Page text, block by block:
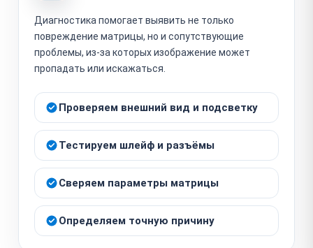
Диагностика помогает выявить не только
повреждение матрицы, но и сопутствующие
проблемы, из-за которых изображение может
пропадать или искажаться.
Проверяем внешний вид и подсветку
Тестируем шлейф и разъёмы
Сверяем параметры матрицы
Определяем точную причину